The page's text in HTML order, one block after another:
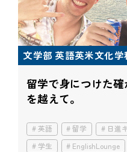
文学部 英語英米文化学
留学で身につけた確
を越えて。
英語 留学 日進
学生
EnglishLounge